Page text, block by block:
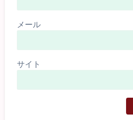
メール
サイト